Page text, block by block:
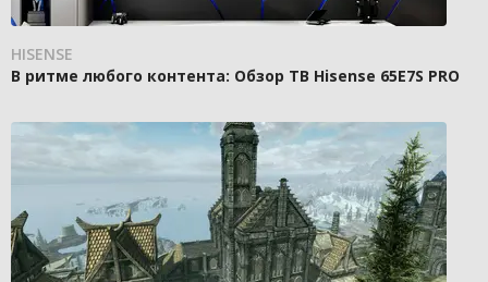
HISENSE
В ритме любого контента: Обзор ТВ Hisense 65E7S PRO